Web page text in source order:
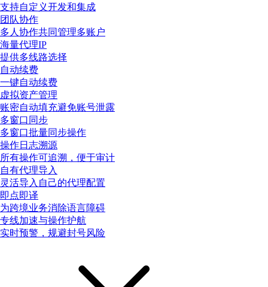
支持自定义开发和集成
团队协作
多人协作共同管理多账户
海量代理IP
提供多线路选择
自动续费
一键自动续费
虚拟资产管理
账密自动填充避免账号泄露
多窗口同步
多窗口批量同步操作
操作日志溯源
所有操作可追溯，便于审计
自有代理导入
灵活导入自己的代理配置
即点即译
为跨境业务消除语言障碍
专线加速与操作护航
实时预警，规避封号风险